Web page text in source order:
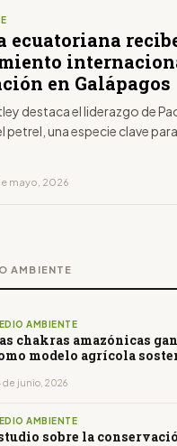
ecuatoriana
en Galápagos
destaca el liderazgo de
una especie clave
mayo, 2026
AMBIENTE
AMBIENTE
chakras amazónicas
modelo agrícola
de junio, 2026
AMBIENTE
sobre la